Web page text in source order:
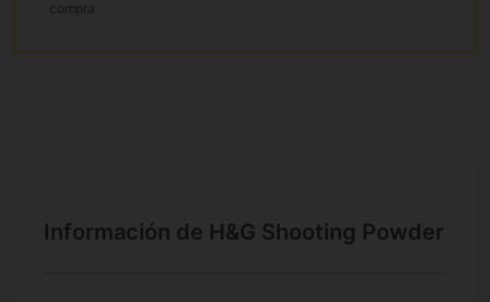
compra
Información de H&G Shooting Powder